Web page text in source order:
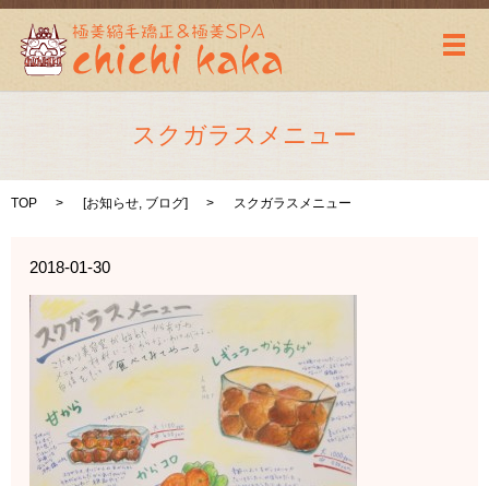
メ
スクガラスメニュー
TOP [お知らせ, ブログ] スクガラスメニュー
2018-01-30